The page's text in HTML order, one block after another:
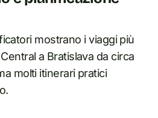
mostrano i viaggi più
a Bratislava da circa
molti itinerari pratici